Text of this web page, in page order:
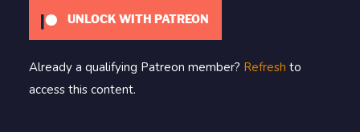
UNLOCK WITH PATREON
Already a qualifying Patreon member? Refresh to
access this content.